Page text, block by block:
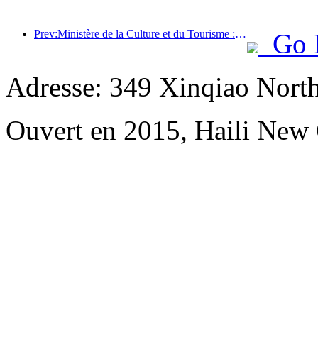
Prev:Ministère de la Culture et du Tourisme : Mettre l’accent à la fois sur l’offre et la demande pour orienter les activités de consommation culturelle et touristique ainsi que les voyages.
Go
Adresse: 349 Xinqiao
Ouvert en 2015, Haili